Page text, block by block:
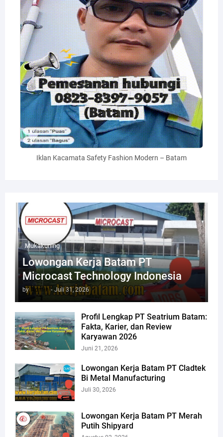
Iklan Kacamata Safety Fashion Modern – Batam
Mukakuning
Lowongan Kerja Batam PT
Microcast Technology Indonesia
by Admin - Juli 31, 2026
Profil Lengkap PT Seatrium Batam:
Fakta, Karier, dan Review
Karyawan 2026
Juni 21, 2026
Lowongan Kerja Batam PT Cladtek
Bi Metal Manufacturing
Juli 30, 2026
Lowongan Kerja Batam PT Merah
Putih Shipyard